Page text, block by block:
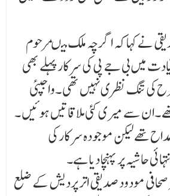
نے کہا کہ اگر چہ ملک میںمرحوم
میں بی جے پی کی سرکار پہلے بھی
کی تنگ نظری نہیں تھی ۔واجپئی
۔ا ن سے میری کئی ملاقاتیں ہوئیں ۔
تھے لیکن موجودہ سرکار کی
حاشیہ پر پہنچا دیا ہے۔
مودود صدیقی اتر پردیش کے ضلع